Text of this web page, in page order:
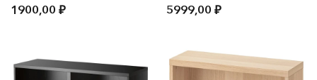
1900,00₽ 5999,00₽